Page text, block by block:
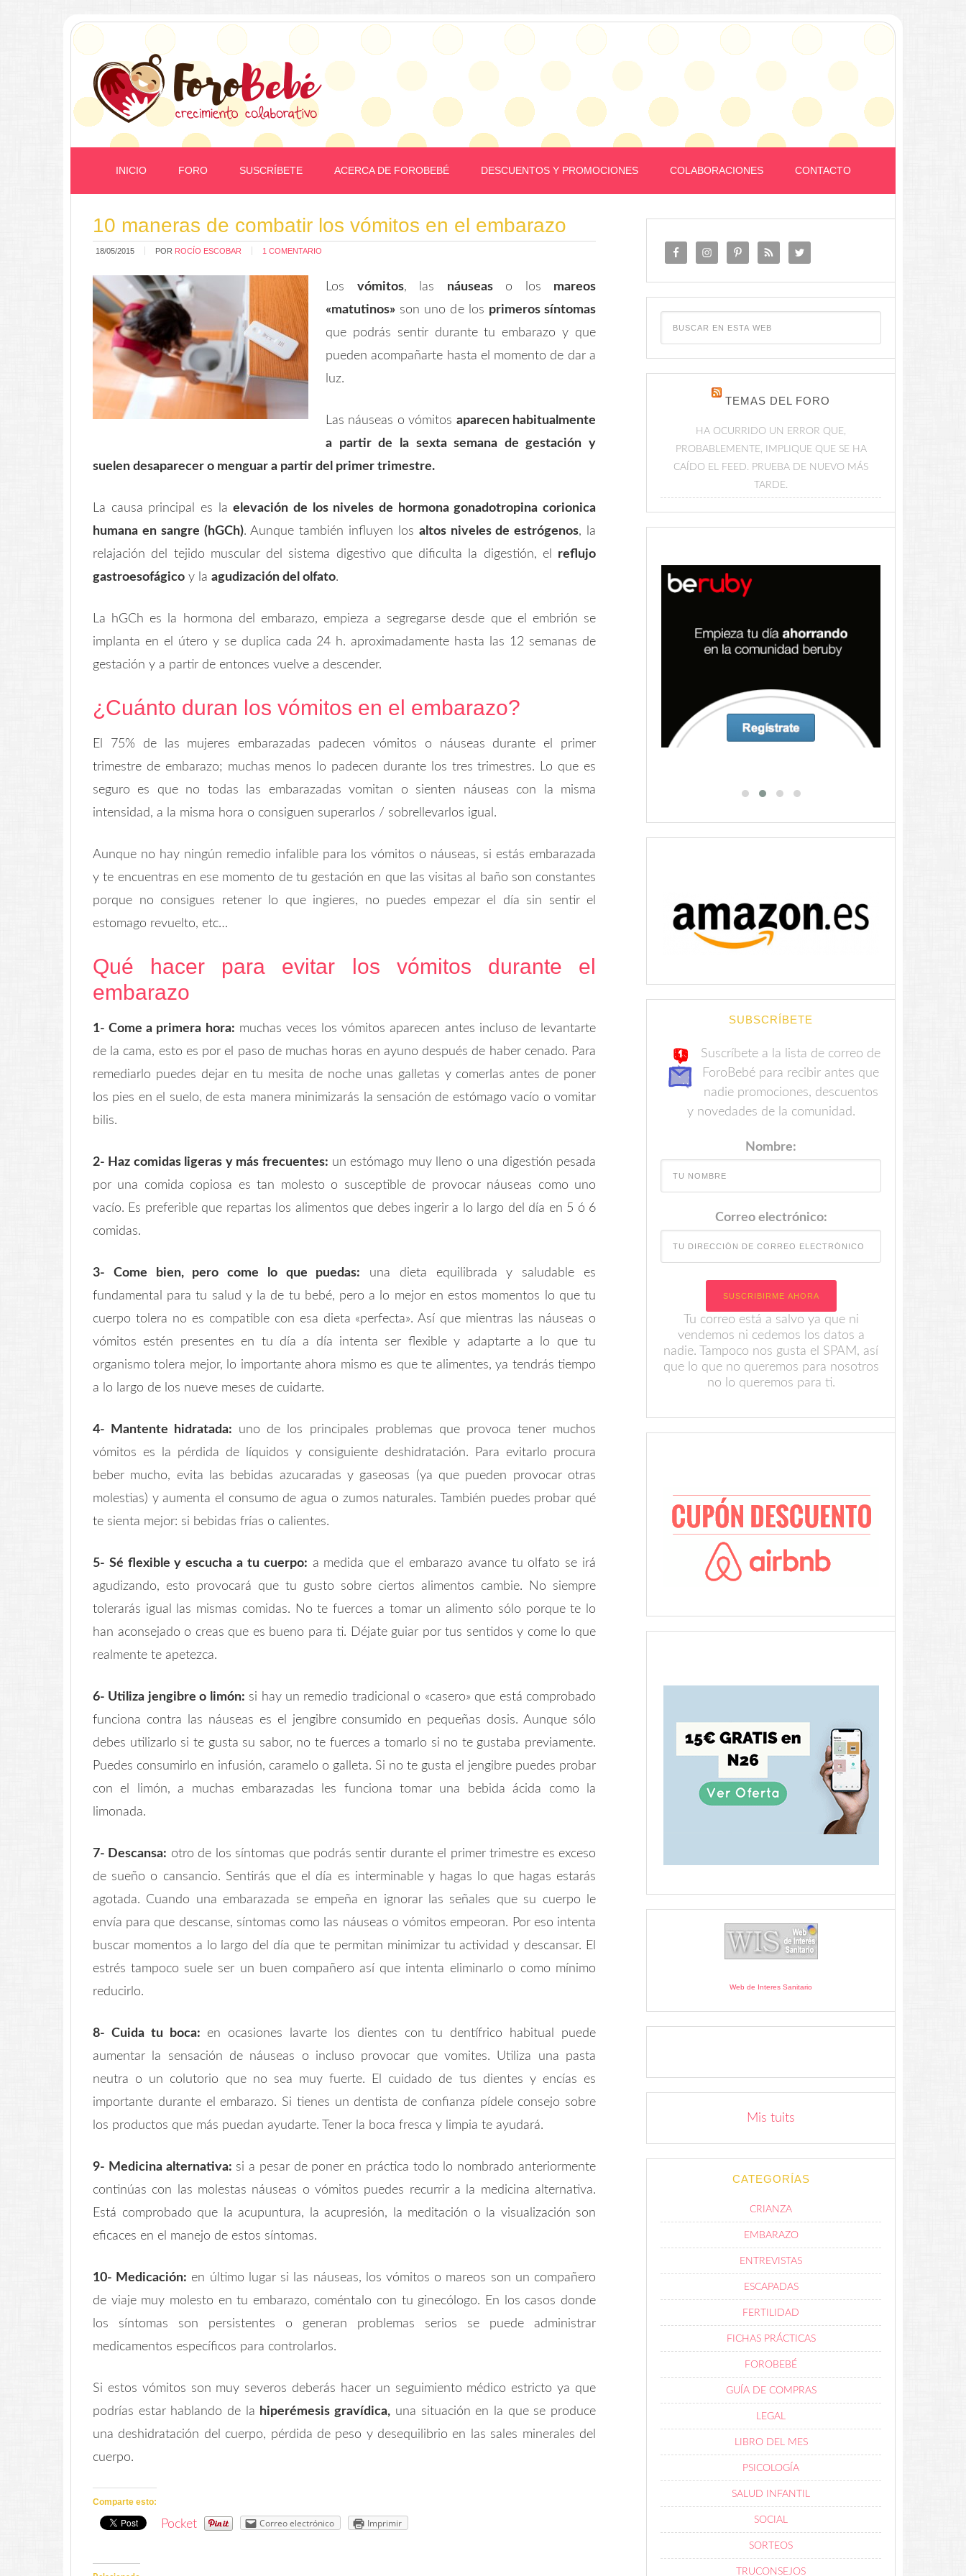
INICIO FORO SUSCRÍBETE ACERCA DE FOROBEBÉ DESCUENTOS Y PROMOCIONES COLABORACIONES CONTACTO
10 maneras de combatir los vómitos en el embarazo
18/05/2015 POR ROCÍO ESCOBAR 1 COMENTARIO
Los vómitos, las náuseaso los mareos
«matutinos» son uno de los primeros síntomas
que podrás sentir durante tu embarazo y que
pueden acompañarte hasta el momento de dar a
luz.
Las náuseas o vómitos aparecen habitualmente
a partir de la sexta semana de gestación y
suelen desaparecer o menguar a partir del primer trimestre.
La causa principal es laelevación de los niveles de hormona gonadotropina corionica
humana en sangre (hGCh). Aunque también influyen los altos niveles de estrógenos, la
relajación del tejido muscular del sistema digestivo que dificulta la digestión, el reflujo
gastroesofágico y la agudización del olfato.
La hGCh es la hormona del embarazo, empieza a segregarse desde que el embrión se
implanta en el útero y se duplica cada 24 h. aproximadamente hasta las 12 semanas de
gestación y a partir de entonces vuelve a descender.
¿Cuánto duran los vómitos en el embarazo?
El 75% de las mujeres embarazadas padecen vómitos o náuseas durante el primer
trimestre de embarazo; muchas menos lo padecen durante los tres trimestres. Lo que es
seguro es que no todas las embarazadas vomitan o sienten náuseas con la misma
intensidad, a la misma hora o consiguen superarlos / sobrellevarlos igual.
Aunque no hay ningún remedio infalible para los vómitos o náuseas, si estás embarazada
y te encuentras en ese momento de tu gestación en que las visitas al baño son constantes
porque no consigues retener lo que ingieres, no puedes empezar el día sin sentir el
estomago revuelto, etc…
Qué hacer para evitar los vómitos durante el
embarazo
1- Come a primera hora: muchas veces los vómitos aparecen antes incluso de levantarte
de la cama, esto es por el paso de muchas horas en ayuno después de haber cenado. Para
remediarlo puedes dejar en tu mesita de noche unas galletas y comerlas antes de poner
los pies en el suelo, de esta manera minimizarás la sensación de estómago vacío o vomitar
bilis.
2- Haz comidas ligeras y más frecuentes: un estómago muy lleno o una digestión pesada
por una comida copiosa es tan molesto o susceptible de provocar náuseas como uno
vacío. Es preferible que repartas los alimentos que debes ingerir a lo largo del día en 5 ó 6
comidas.
3- Come bien, pero come lo que puedas: una dieta equilibrada y saludable es
fundamental para tu salud y la de tu bebé, pero a lo mejor en estos momentos lo que tu
cuerpo tolera no es compatible con esa dieta «perfecta». Así que mientras las náuseas o
vómitos estén presentes en tu día a día intenta ser flexible y adaptarte a lo que tu
organismo tolera mejor, lo importante ahora mismo es que te alimentes, ya tendrás tiempo
a lo largo de los nueve meses de cuidarte.
4- Mantente hidratada: uno de los principales problemas que provoca tener muchos
vómitos es la pérdida de líquidos y consiguiente deshidratación. Para evitarlo procura
beber mucho, evita las bebidas azucaradas y gaseosas (ya que pueden provocar otras
molestias) y aumenta el consumo de agua o zumos naturales. También puedes probar qué
te sienta mejor: si bebidas frías o calientes.
5- Sé flexible y escucha a tu cuerpo: a medida que el embarazo avance tu olfato se irá
agudizando, esto provocará que tu gusto sobre ciertos alimentos cambie. No siempre
tolerarás igual las mismas comidas. No te fuerces a tomar un alimento sólo porque te lo
han aconsejado o creas que es bueno para ti. Déjate guiar por tus sentidos y come lo que
realmente te apetezca.
6- Utiliza jengibre o limón: si hay un remedio tradicional o «casero» que está comprobado
funciona contra las náuseas es el jengibre consumido en pequeñas dosis. Aunque sólo
debes utilizarlo si te gusta su sabor, no te fuerces a tomarlo si no te gustaba previamente.
Puedes consumirlo en infusión, caramelo o galleta. Si no te gusta el jengibre puedes probar
con el limón, a muchas embarazadas les funciona tomar una bebida ácida como la
limonada.
7- Descansa: otro de los síntomas que podrás sentir durante el primer trimestre es exceso
de sueño o cansancio. Sentirás que el día es interminable y hagas lo que hagas estarás
agotada. Cuando una embarazada se empeña en ignorar las señales que su cuerpo le
envía para que descanse, síntomas como las náuseas o vómitos empeoran. Por eso intenta
buscar momentos a lo largo del día que te permitan minimizar tu actividad y descansar. El
estrés tampoco suele ser un buen compañero así que intenta eliminarlo o como mínimo
reducirlo.
8- Cuida tu boca: en ocasiones lavarte los dientes con tu dentífrico habitual puede
aumentar la sensación de náuseas o incluso provocar que vomites. Utiliza una pasta
neutra o un colutorio que no sea muy fuerte. El cuidado de tus dientes y encías es
importante durante el embarazo. Si tienes un dentista de confianza pídele consejo sobre
los productos que más puedan ayudarte. Tener la boca fresca y limpia te ayudará.
9- Medicina alternativa: si a pesar de poner en práctica todo lo nombrado anteriormente
continúas con las molestas náuseas o vómitos puedes recurrir a la medicina alternativa.
Está comprobado que la acupuntura, la acupresión, la meditación o la visualización son
eficaces en el manejo de estos síntomas.
10- Medicación: en último lugar si las náuseas, los vómitos o mareos son un compañero
de viaje muy molesto en tu embarazo, coméntalo con tu ginecólogo. En los casos donde
los síntomas son persistentes o generan problemas serios se puede administrar
medicamentos específicos para controlarlos.
Si estos vómitos son muy severos deberás hacer un seguimiento médico estricto ya que
podrías estar hablando de la hiperémesis gravídica, una situación en la que se produce
una deshidratación del cuerpo, pérdida de peso y desequilibrio en las sales minerales del
cuerpo.
Comparte esto:
Pocket Correo electrónico Imprimir
TEMAS DEL FORO
HA OCURRIDO UN ERROR QUE,
PROBABLEMENTE, IMPLIQUE QUE SE HA
CAÍDO EL FEED. PRUEBA DE NUEVO MÁS
TARDE.
SUBSCRÍBETE
Suscríbete a la lista de correo de
ForoBebé para recibir antes que
nadie promociones, descuentos
y novedades de la comunidad.
Nombre:
Correo electrónico:
Tu correo está a salvo ya que ni
vendemos ni cedemos los datos a
nadie. Tampoco nos gusta el SPAM, así
que lo que no queremos para nosotros
no lo queremos para ti.
Web de Interes Sanitario
Mis tuits
CATEGORÍAS
CRIANZA
EMBARAZO
ENTREVISTAS
ESCAPADAS
FERTILIDAD
FICHAS PRÁCTICAS
FOROBEBÉ
GUÍA DE COMPRAS
LEGAL
LIBRO DEL MES
PSICOLOGÍA
SALUD INFANTIL
SOCIAL
SORTEOS
TRUCONSEJOS